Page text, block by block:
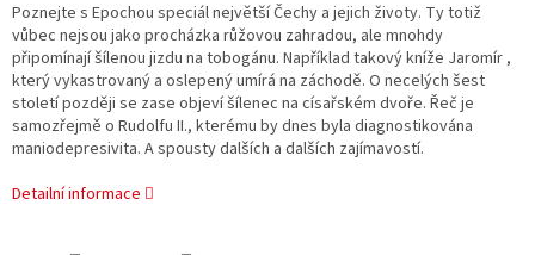
Poznejte s Epochou speciál největší Čechy a jejich životy. Ty totiž
vůbec nejsou jako procházka růžovou zahradou, ale mnohdy
připomínají šílenou jizdu na tobogánu. Například takový kníže Jaromír ,
který vykastrovaný a oslepený umírá na záchodě. O necelých šest
století později se zase objeví šílenec na císařském dvoře. Řeč je
samozřejmě o Rudolfu II., kterému by dnes byla diagnostikována
maniodepresivita. A spousty dalších a dalších zajímavostí.
Detailní informace